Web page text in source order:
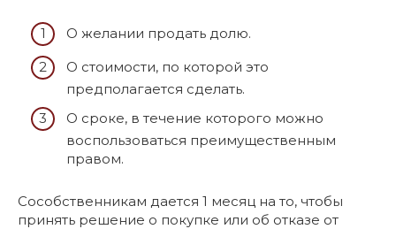
О желании продать долю.
О стоимости, по которой это
предполагается сделать.
О сроке, в течение которого можно
воспользоваться преимущественным
правом.
Сособственникам дается 1 месяц на то, чтобы
принять решение о покупке или об отказе от